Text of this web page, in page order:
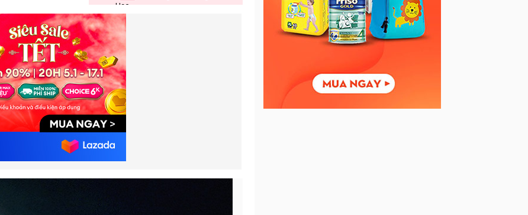
Học
2.
Những bí quyết giúp bạn đi chơi
trung thu an toàn
2.1. Chọn đồ chơi trung thu cho bé
2.2. Những lưu ý khác cho bố mẹ
dịp Trung Thu